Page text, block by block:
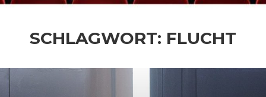
SCHLAGWORT: FLUCHT